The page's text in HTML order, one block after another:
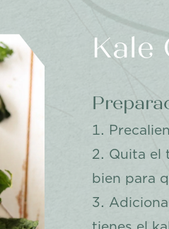
Kale
Quita el
bien para